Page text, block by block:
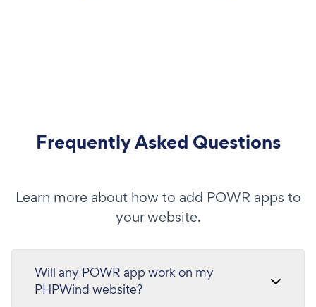
Frequently Asked Questions
Learn more about how to add POWR apps to
your website.
Will any POWR app work on my
PHPWind website?